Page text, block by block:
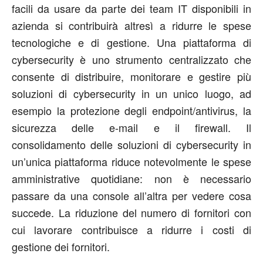
facili da usare da parte dei team IT disponibili in
azienda si contribuirà altresì a ridurre le spese
tecnologiche e di gestione. Una piattaforma di
cybersecurity è uno strumento centralizzato che
consente di distribuire, monitorare e gestire più
soluzioni di cybersecurity in un unico luogo, ad
esempio la protezione degli endpoint/antivirus, la
sicurezza delle e-mail e il firewall. Il
consolidamento delle soluzioni di cybersecurity in
un’unica piattaforma riduce notevolmente le spese
amministrative quotidiane: non è necessario
passare da una console all’altra per vedere cosa
succede. La riduzione del numero di fornitori con
cui lavorare contribuisce a ridurre i costi di
gestione dei fornitori.